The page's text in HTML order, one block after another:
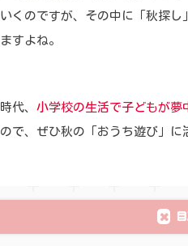
くのですが、その中に「秋探
すよね。
代、 小学校の生活で子どもが夢
で、ぜひ秋の「おうち遊び」に